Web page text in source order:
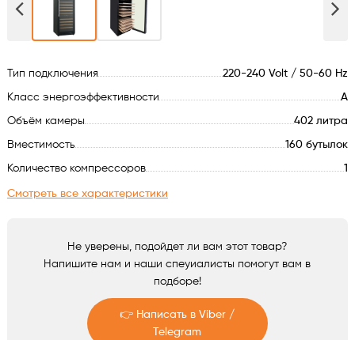
Сушильные машины
Холодильное оборудование
Сантехника
Тип подключения 220-240 Volt / 50-60 Hz
Класс энергоэффективности А
Объём камеры 402 литра
Вместимость 160 бутылок
Количество компрессоров 1
Смотреть все характеристики
Не уверены, подойдет ли вам этот товар?
Напишите нам и наши спеуиалисты помогут вам в
подборе!
👉 Написать в Viber /
Telegram